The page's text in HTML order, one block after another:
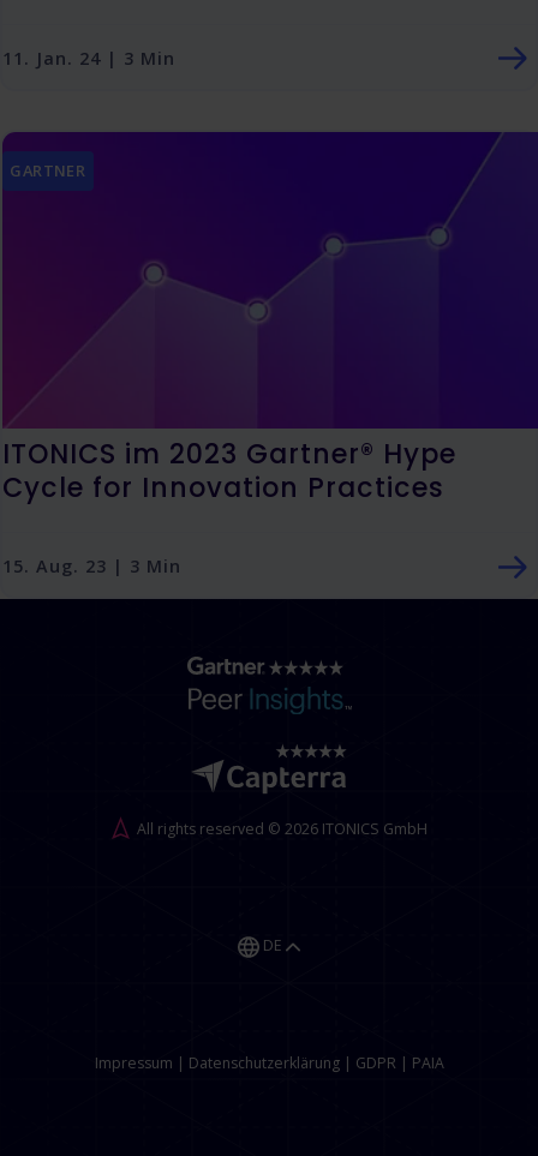
11. Jan. 24 | 3 Min
GARTNER
ITONICS im 2023 Gartner® Hype
Cycle for Innovation Practices
15. Aug. 23 | 3 Min
All rights reserved © 2026 ITONICS GmbH
DE
Impressum | Datenschutzerklärung| GDPR | PAIA